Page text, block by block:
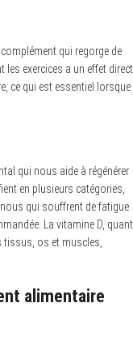
qui regorge de
exercices a un effet direct
ce qui est essentiel lorsque
qui nous aide à régénérer
en plusieurs catégories,
nous qui souffrent de fatigue
La vitamine D, quant
tissus, os et muscles,
alimentaire